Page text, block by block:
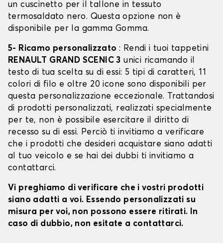
un cuscinetto per il tallone in tessuto
termosaldato nero. Questa opzione non è
disponibile per la gamma Gomma.
5- Ricamo personalizzato : Rendi i tuoi tappetini
RENAULT GRAND SCENIC 3 unici ricamando il
testo di tua scelta su di essi: 5 tipi di caratteri, 11
colori di filo e oltre 20 icone sono disponibili per
questa personalizzazione eccezionale. Trattandosi
di prodotti personalizzati, realizzati specialmente
per te, non è possibile esercitare il diritto di
recesso su di essi. Perciò ti invitiamo a verificare
che i prodotti che desideri acquistare siano adatti
al tuo veicolo e se hai dei dubbi ti invitiamo a
contattarci.
Vi preghiamo di verificare che i vostri prodotti
siano adatti a voi. Essendo personalizzati su
misura per voi, non possono essere ritirati. In
caso di dubbio, non esitate a contattarci.